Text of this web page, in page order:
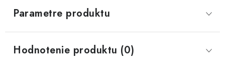
Parametre produktu
Hodnotenie produktu (0)